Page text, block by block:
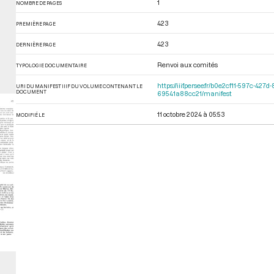
NOMBRE DE PAGES 1
PREMIÈRE PAGE 423
DERNIÈRE PAGE 423
TYPOLOGIE DOCUMENTAIRE Renvoi aux comités
URI DU MANIFEST IIIF DU VOLUME CONTENANT LE
DOCUMENT
https://iiif.persee.fr/b0e2cf11-597c-
69541a88cc21/manifest
MODIFIÉ LE 11 octobre 2024 à 05:53